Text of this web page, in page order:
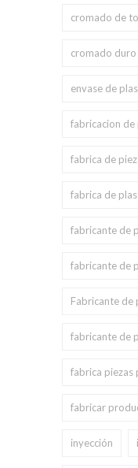
cromado de
cromado
envase de
fabricacion
fabrica de
fabrica de
fabricante de
fabricante de
Fabricante de
fabricante de
fabrica piezas
fabricar
inyección